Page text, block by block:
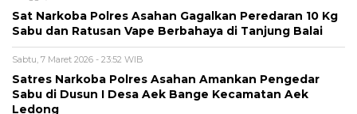
Sat Narkoba Polres Asahan Gagalkan Peredaran 10 Kg
Sabu dan Ratusan Vape Berbahaya di Tanjung Balai
Sabtu, 7 Maret 2026 - 23:52 WIB
Satres Narkoba Polres Asahan Amankan Pengedar
Sabu di Dusun I Desa Aek Bange Kecamatan Aek
Ledong